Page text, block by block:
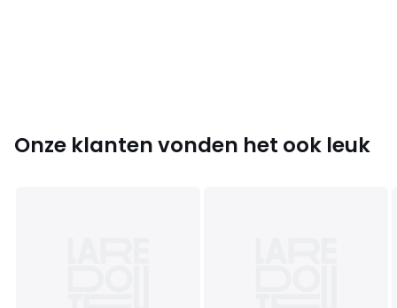
Onze klanten vonden het ook leuk